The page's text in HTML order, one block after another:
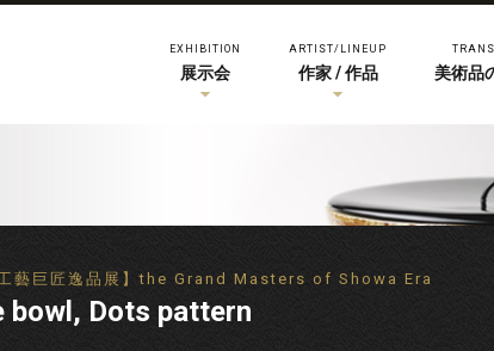
EXHIBITION
展示会
ARTIST/LINEUP
作家 / 作品 美術品
藝巨匠逸品展】the Grand Masters of Showa Era
bowl, Dots pattern